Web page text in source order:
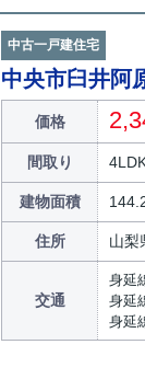
中古一戸建住宅
中央市臼井
価格
間取り
建物面積
住所 山梨
交通
身延
身延
身延